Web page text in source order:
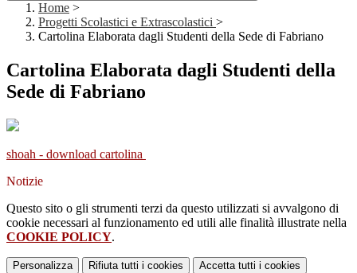
Home >
Progetti Scolastici e Extrascolastici >
Cartolina Elaborata dagli Studenti della Sede di Fabriano
Cartolina Elaborata dagli Studenti della
Sede di Fabriano
shoah - download cartolina
Notizie
Questo sito o gli strumenti terzi da questo utilizzati si avvalgono di
cookie necessari al funzionamento ed utili alle finalità illustrate nella
COOKIE POLICY.
Personalizza Rifiuta tutti i cookies Accetta tutti i cookies